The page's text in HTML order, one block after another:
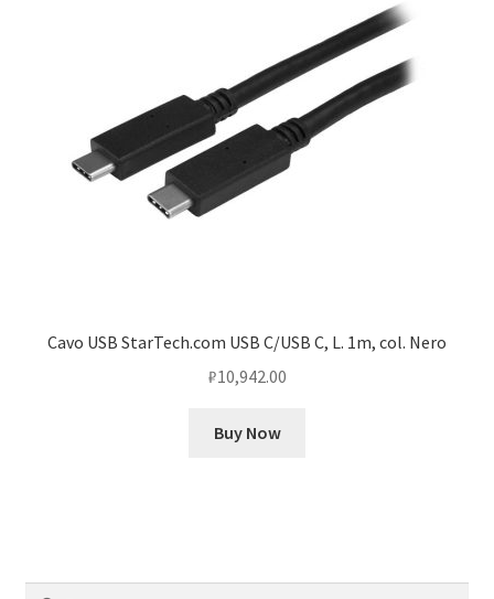
Cavo USB StarTech.com USB C/USB C, L. 1m, col. Nero
₽10,942.00
Buy Now
Найти: